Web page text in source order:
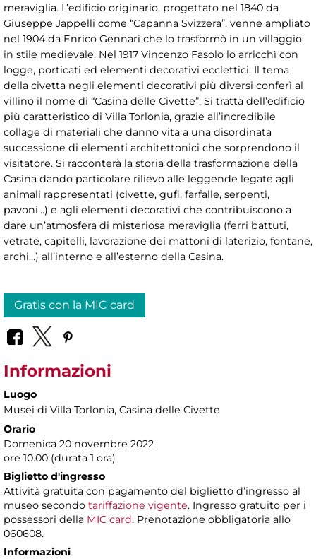
meraviglia. L’edificio originario, progettato nel 1840 da
Giuseppe Jappelli come “Capanna Svizzera”, venne ampliato
nel 1904 da Enrico Gennari che lo trasformò in un villaggio
in stile medievale. Nel 1917 Vincenzo Fasolo lo arricchì con
logge, porticati ed elementi decorativi ecclettici. Il tema
della civetta negli elementi decorativi più diversi conferì al
villino il nome di “Casina delle Civette”. Si tratta dell’edificio
più caratteristico di Villa Torlonia, grazie all’incredibile
collage di materiali che danno vita a una disordinata
successione di elementi architettonici che sorprendono il
visitatore. Si racconterà la storia della trasformazione della
Casina dando particolare rilievo alle leggende legate agli
animali rappresentati (civette, gufi, farfalle, serpenti,
pavoni...) e agli elementi decorativi che contribuiscono a
dare un’atmosfera di misteriosa meraviglia (ferri battuti,
vetrate, capitelli, lavorazione dei mattoni di laterizio, fontane,
archi…) all’interno e all’esterno della Casina.
Gratis con la MIC card
Informazioni
Luogo
Musei di Villa Torlonia, Casina delle Civette
Orario
Domenica 20 novembre 2022
ore 10.00 (durata 1 ora)
Biglietto d'ingresso
Attività gratuita con pagamento del biglietto d’ingresso al
museo secondo tariffazione vigente. Ingresso gratuito per i
possessori della MIC card. Prenotazione obbligatoria allo
060608.
Informazioni